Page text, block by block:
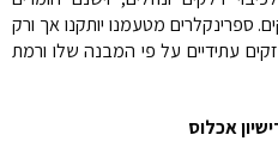
ספרינקלרים מטעמנו יותקנו אך ורק
עתידיים על פי המבנה שלו ורמת
אכלוס